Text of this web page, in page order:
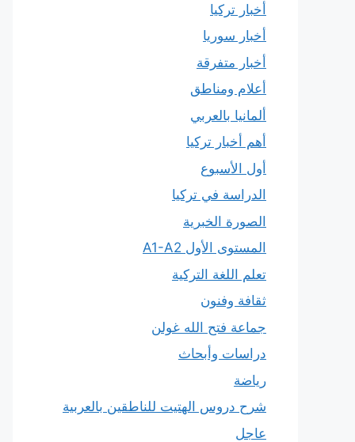
أخبار تركيا
أخبار سوريا
أخبار متفرقة
أعلام ومناطق
ألمانيا بالعربي
أهم أخبار تركيا
أول الأسبوع
الدراسة في تركيا
الصورة الخبرية
المستوى الأول A1-A2
تعلم اللغة التركية
ثقافة وفنون
جماعة فتح الله غولن
دراسات وأبحاث
رياضة
شرح دروس الهتيت للناطقين بالعربية
عاجل